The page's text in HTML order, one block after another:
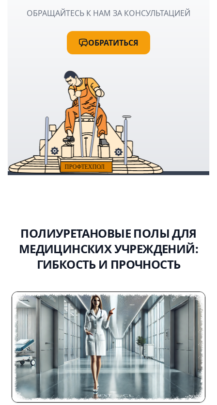
ОБРАЩАЙТЕСЬ К НАМ ЗА КОНСУЛЬТАЦИЕЙ
ОБРАТИТЬСЯ
ПОЛИУРЕТАНОВЫЕ ПОЛЫ ДЛЯ
МЕДИЦИНСКИХ УЧРЕЖДЕНИЙ:
ГИБКОСТЬ И ПРОЧНОСТЬ